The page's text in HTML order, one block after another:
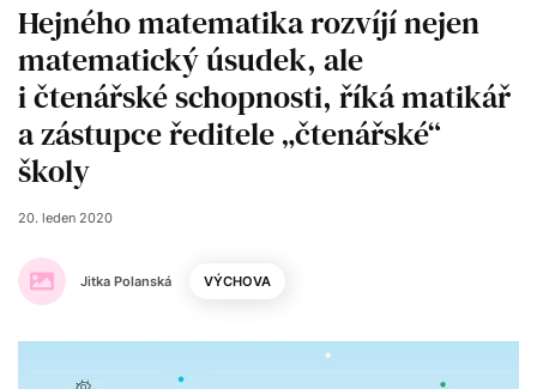
Hejného matematika rozvíjí nejen
matematický úsudek, ale
i čtenářské schopnosti, říká matikář
a zástupce ředitele „čtenářské“
školy
Jitka Polanská
20. leden 2020
VÝCHOVA